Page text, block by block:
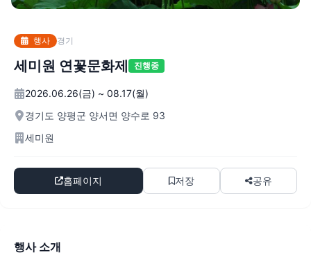
행사 경기
세미원 연꽃문화제 진행중
2026.06.26(금) ~ 08.17(월)
경기도 양평군 양서면 양수로 93
세미원
홈페이지 저장 공유
행사 소개